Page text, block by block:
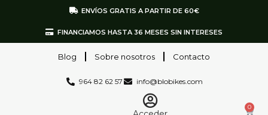
ENVÍOS GRATIS A PARTIR DE 60€
FINANCIAMOS HASTA 36 MESES SIN INTERESES
Blog Sobre nosotros Contacto
964 82 62 57 info@blobikes.com
0